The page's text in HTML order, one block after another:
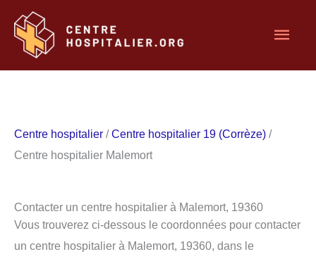
contenu
Centre hospitalier /Centre hospitalier 19 (Corrèze) /
Centre hospitalier Malemort
Contacter un centre hospitalier à Malemort, 19360
Vous trouverez ci-dessous le coordonnées pour contacter
un centre hospitalier à Malemort, 19360, dans le